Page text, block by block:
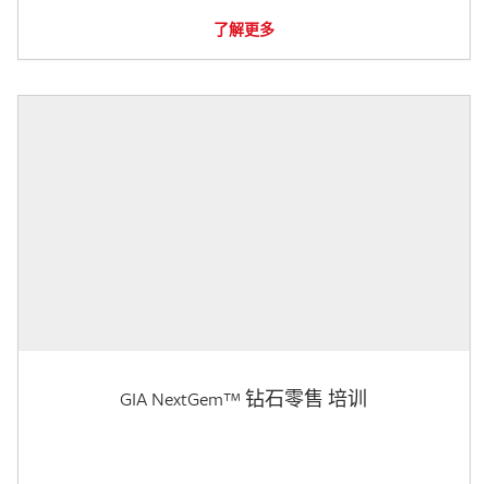
了解更多
GIA NextGem™ 钻石零售 培训